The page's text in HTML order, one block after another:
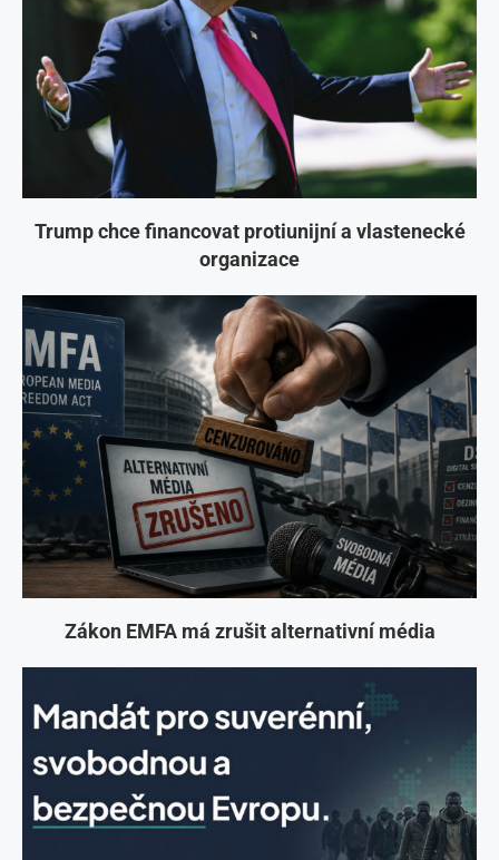
Trump chce financovat protiunijní a vlastenecké
organizace
Zákon EMFA má zrušit alternativní média